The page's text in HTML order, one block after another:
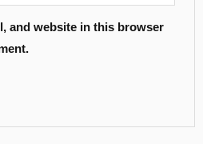
and website in this browser